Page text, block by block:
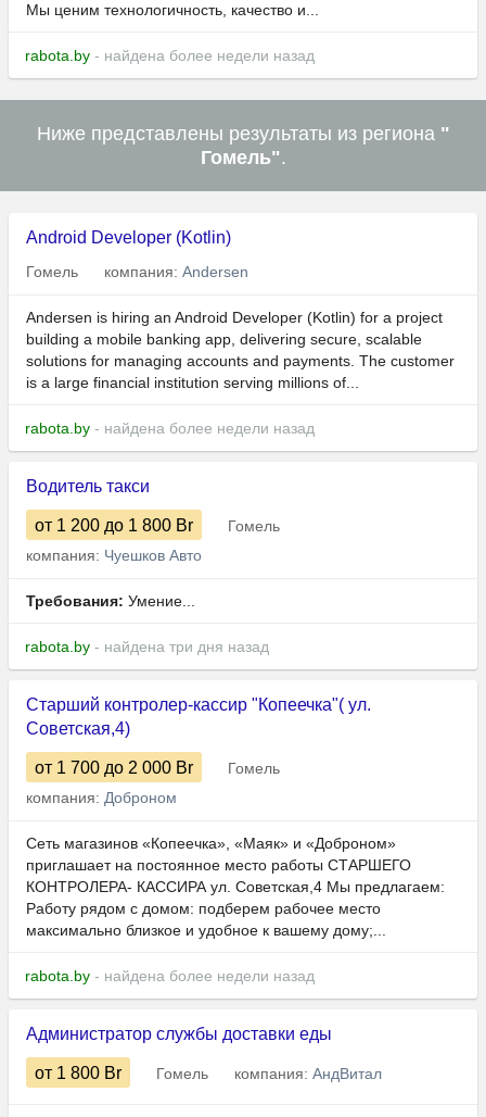
Мы ценим технологичность, качество и...
rabota.by - найдена более недели назад
Ниже представлены результаты из региона "
Гомель".
Android Developer (Kotlin)
Гомель компания: Andersen
Andersen is hiring an Android Developer (Kotlin) for a project
building a mobile banking app, delivering secure, scalable
solutions for managing accounts and payments. The customer
is a large financial institution serving millions of...
rabota.by - найдена более недели назад
Водитель такси
от 1 200 до 1 800 Br
Гомель
компания: Чуешков Авто
Требования: Умение...
rabota.by - найдена три дня назад
Старший контролер-кассир "Копеечка"( ул.
Советская,4)
от 1 700 до 2 000 Br
Гомель
компания: Доброном
Сеть магазинов «Копеечка», «Маяк» и «Доброном»
приглашает на постоянное место работы СТАРШЕГО
КОНТРОЛЕРА- КАССИРА ул. Советская,4 Мы предлагаем:
Работу рядом с домом: подберем рабочее место
максимально близкое и удобное к вашему дому;...
rabota.by - найдена более недели назад
Администратор службы доставки еды
от 1 800 Br Гомель компания: АндВитал